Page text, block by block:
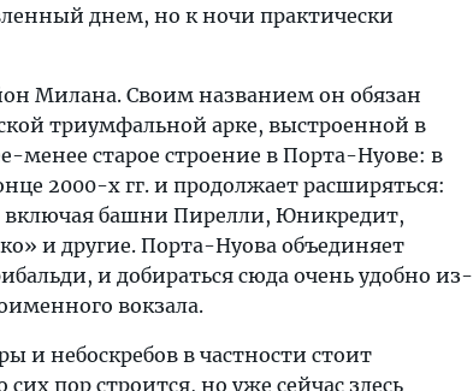
днем, но к ночи практически
Милана. Своим названием он обязан
триумфальной арке, выстроенной в
менее старое строение в Порта-Нуове: в
2000-х гг. и продолжает расширяться:
включая башни Пирелли, Юникредит,
и другие. Порта-Нуова объединяет
и добираться сюда очень удобно из-
вокзала.
и небоскребов в частности стоит
пор строится, но уже сейчас здесь